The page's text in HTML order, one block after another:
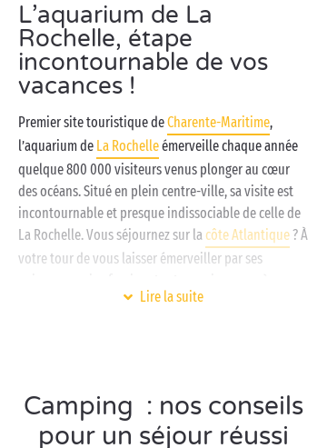
L’aquarium de La
Rochelle, étape
incontournable de vos
vacances !
Premier site touristique deCharente-Maritime,
l’aquarium de La Rochelleémerveille chaque année
quelque 800 000 visiteurs venus plonger au cœur
des océans. Situé en plein centre-ville, sa visite est
incontournable et presque indissociable de celle de
La Rochelle. Vous séjournez sur la côte Atlantique? À
votre tour de vous laisser émerveiller par ses
Vous êtes ici chez vous ! Entre deux excursions,
profitez de tous les atouts de votre camping
Lire la suite
Camping : nos conseils
pour un séjour réussi